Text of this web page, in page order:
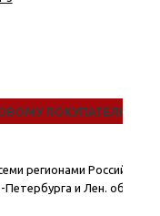
ПОКУПАТЕЛЮ
регионами Российской
Петербурга и Лен.